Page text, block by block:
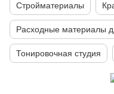
Стройматериалы
Расходные материалы
Тонировочная студия